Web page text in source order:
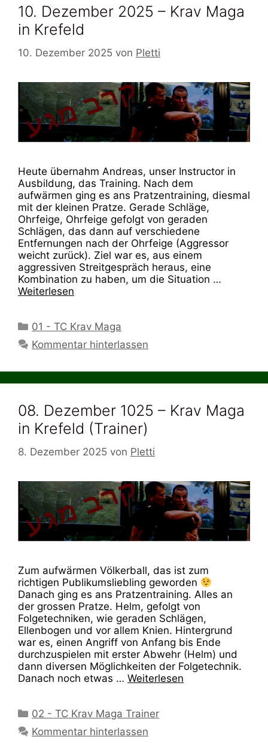
10. Dezember 2025 – Krav Maga
in Krefeld
10. Dezember 2025 von Pletti
Heute übernahm Andreas, unser Instructor in
Ausbildung, das Training. Nach dem
aufwärmen ging es ans Pratzentraining, diesmal
mit der kleinen Pratze. Gerade Schläge,
Ohrfeige, Ohrfeige gefolgt von geraden
Schlägen, das dann auf verschiedene
Entfernungen nach der Ohrfeige (Aggressor
weicht zurück). Ziel war es, aus einem
aggressiven Streitgespräch heraus, eine
Kombination zu haben, um die Situation …
Weiterlesen
Kategorien
01 - TC Krav Maga
Kommentar hinterlassen
08. Dezember 1025 – Krav Maga
in Krefeld (Trainer)
8. Dezember 2025 von Pletti
Zum aufwärmen Völkerball, das ist zum
richtigen Publikumsliebling geworden
Danach ging es ans Pratzentraining. Alles an
der grossen Pratze. Helm, gefolgt von
Folgetechniken, wie geraden Schlägen,
Ellenbogen und vor allem Knien. Hintergrund
war es, einen Angriff von Anfang bis Ende
durchzuspielen mit erster Abwehr (Helm) und
dann diversen Möglichkeiten der Folgetechnik.
Danach noch etwas … Weiterlesen
Kategorien
02 - TC Krav Maga Trainer
Kommentar hinterlassen